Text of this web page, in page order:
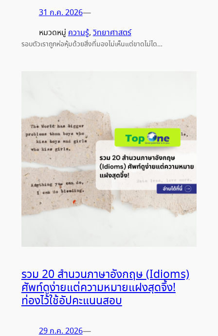
31 ก.ค. 2026—
หมวดหมู่ความรู้, วิทยาศาสตร์
รอบตัวเราถูกห่อหุ้มด้วยสิ่งที่มองไม่เห็นแต่ขาดไม่ได…
รวม 20 สำนวนภาษาอังกฤษ (Idioms)
ศัพท์ดูง่ายแต่ความหมายแฝงสุดจึ้ง!
ท่องไว้ใช้อัปคะแนนสอบ
29 ก.ค. 2026—